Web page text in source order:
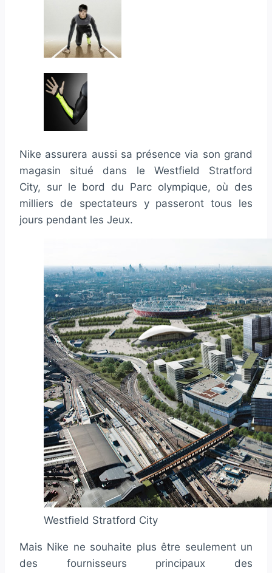
Nike assurera aussi sa présence via son grand
magasin situé dans le Westfield Stratford
City, sur le bord du Parc olympique, où des
milliers de spectateurs y passeront tous les
jours pendant les Jeux.
Westfield Stratford City
Mais Nike ne souhaite plus être seulement un
des fournisseurs principaux des